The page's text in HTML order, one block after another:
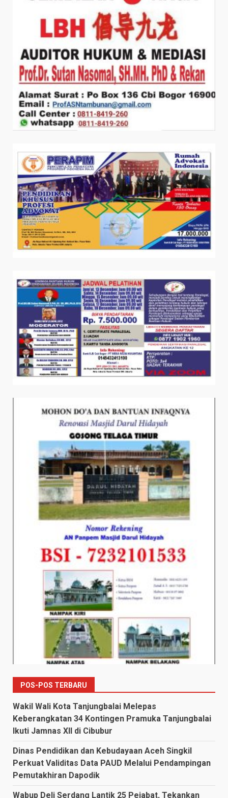
POS-POS TERBARU
Wakil Wali Kota Tanjungbalai Melepas
Keberangkatan 34 Kontingen Pramuka Tanjungbalai
Ikuti Jamnas XII di Cibubur
Dinas Pendidikan dan Kebudayaan Aceh Singkil
Perkuat Validitas Data PAUD Melalui Pendampingan
Pemutakhiran Dapodik
Wabup Deli Serdang Lantik 25 Pejabat, Tekankan